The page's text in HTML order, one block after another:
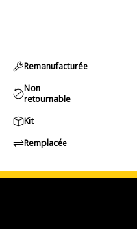
Remanufacturée
Non
retournable
Kit
Remplacée